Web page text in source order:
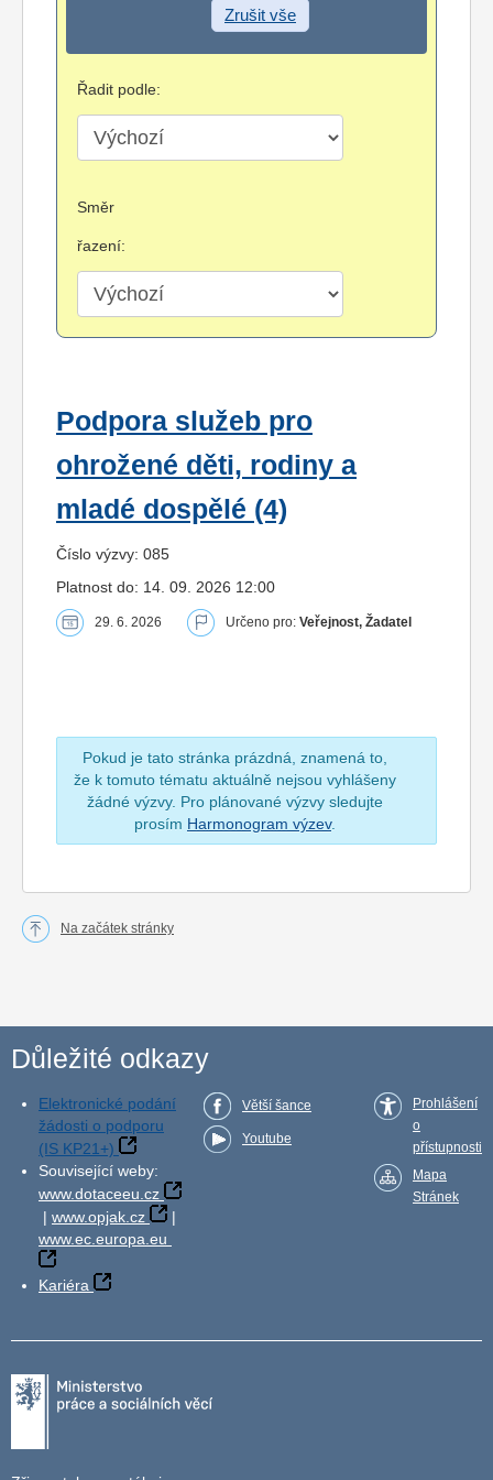
Zrušit vše
Řadit podle:
Směr
řazení:
Podpora služeb pro
ohrožené děti, rodiny a
mladé dospělé (4)
Číslo výzvy: 085
Platnost do: 14. 09. 2026 12:00
29. 6. 2026 Určeno pro: Veřejnost, Žadatel
Pokud je tato stránka prázdná, znamená to,
že k tomuto tématu aktuálně nejsou vyhlášeny
žádné výzvy. Pro plánované výzvy sledujte
prosím Harmonogram výzev.
Na začátek stránky
Důležité odkazy
Elektronické podání
žádosti o podporu
(IS KP21+)
Související weby:
www.dotaceeu.cz
| www.opjak.cz
|
www.ec.europa.eu
Kariéra
Větší šance
Youtube
Prohlášení
o
přístupnosti
Mapa
Stránek